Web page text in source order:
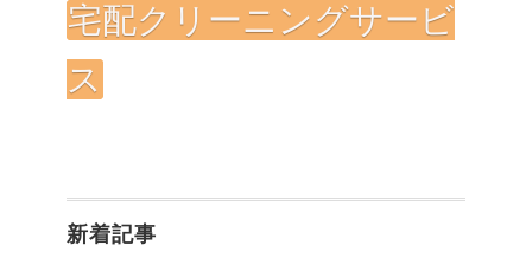
宅配クリーニングサービ
ス
新着記事